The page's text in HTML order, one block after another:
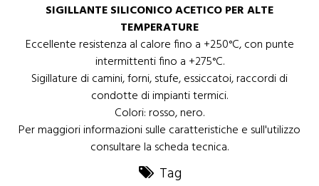
SIGILLANTE SILICONICO ACETICO PER ALTE
TEMPERATURE
Eccellente resistenza al calore fino a +250°C, con punte
intermittenti fino a +275°C.
Sigillature di camini, forni, stufe, essiccatoi, raccordi di
condotte di impianti termici.
Colori: rosso, nero.
Per maggiori informazioni sulle caratteristiche e sull'utilizzo
consultare la scheda tecnica.
Tag